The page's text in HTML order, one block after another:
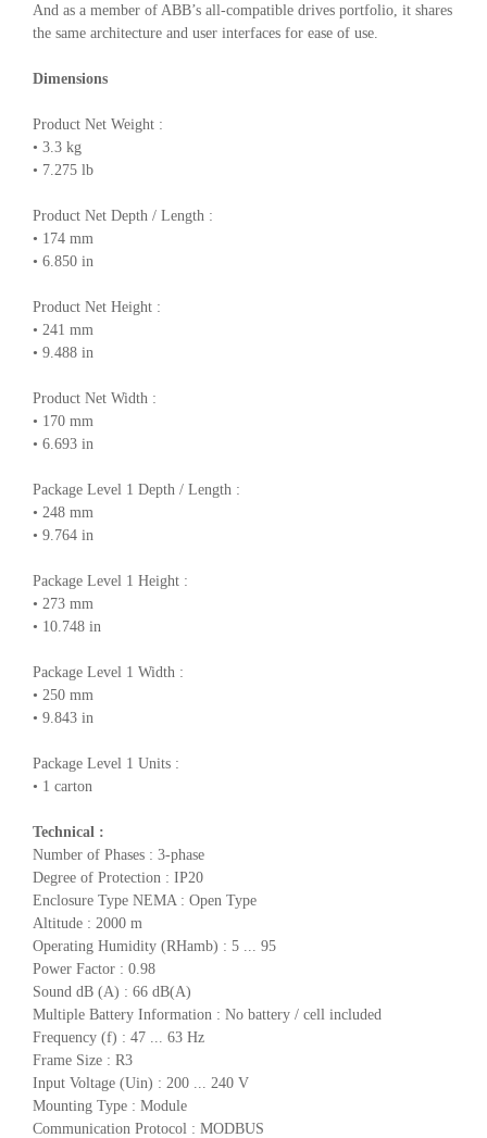
And as a member of ABB’s all-compatible drives portfolio, it shares
the same architecture and user interfaces for ease of use.
Dimensions
Product Net Weight :
• 3.3 kg
• 7.275 lb
Product Net Depth / Length :
• 174 mm
• 6.850 in
Product Net Height :
• 241 mm
• 9.488 in
Product Net Width :
• 170 mm
• 6.693 in
Package Level 1 Depth / Length :
• 248 mm
• 9.764 in
Package Level 1 Height :
• 273 mm
• 10.748 in
Package Level 1 Width :
• 250 mm
• 9.843 in
Package Level 1 Units :
• 1 carton
Technical :
Number of Phases : 3-phase
Degree of Protection : IP20
Enclosure Type NEMA : Open Type
Altitude : 2000 m
Operating Humidity (RHamb) : 5 ... 95
Power Factor : 0.98
Sound dB (A) : 66 dB(A)
Multiple Battery Information : No battery / cell included
Frequency (f) : 47 ... 63 Hz
Frame Size : R3
Input Voltage (Uin) : 200 ... 240 V
Mounting Type : Module
Communication Protocol : MODBUS